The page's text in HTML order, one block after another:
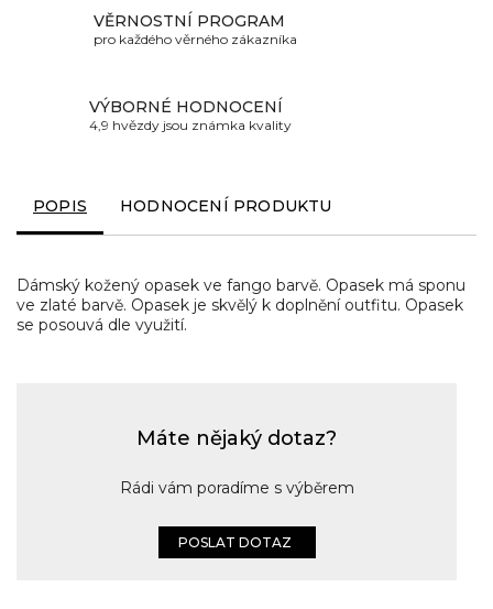
VĚRNOSTNÍ PROGRAM
pro každého věrného zákazníka
VÝBORNÉ HODNOCENÍ
4,9 hvězdy jsou známka kvality
POPIS HODNOCENÍ PRODUKTU
Dámský kožený opasek ve fango barvě. Opasek má sponu
ve zlaté barvě. Opasek je skvělý k doplnění outfitu. Opasek
se posouvá dle využití.
Máte nějaký dotaz?
Rádi vám poradíme s výběrem
POSLAT DOTAZ